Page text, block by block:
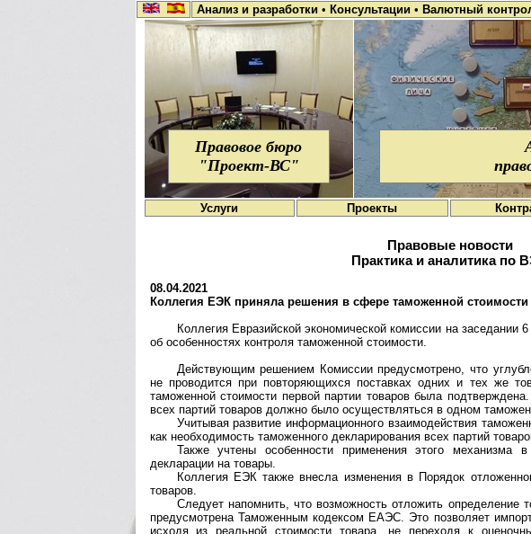
Анализ и разработки • Консультации • Валютный
Правовое бюро
"Проект-ВС"
Услуги Проекты
Правовые новости
Практика и аналитика по
08.04.2021
Коллегия ЕЭК приняла решения в сфере таможенной стоимости
Коллегия Евразийской экономической комиссии на
об особенностях контроля таможенной стоимости.
Действующим решением Комиссии предусмотрено, что
не проводится при повторяющихся поставках одних и тех же
таможенной стоимости первой партии товаров была
всех партий товаров должно было осуществляться в одном
Учитывая развитие информационного взаимодействия
как необходимость таможенного декларирования всех партий
Также учтены особенности применения этого механизма
декларации на товары.
Коллегия ЕЭК также внесла изменения в Порядок
товаров.
Следует напомнить, что возможность отложить определение
предусмотрена Таможенным кодексом ЕАЭС. Это позволяет
исходя из реальной стоимости товара, не переходя к